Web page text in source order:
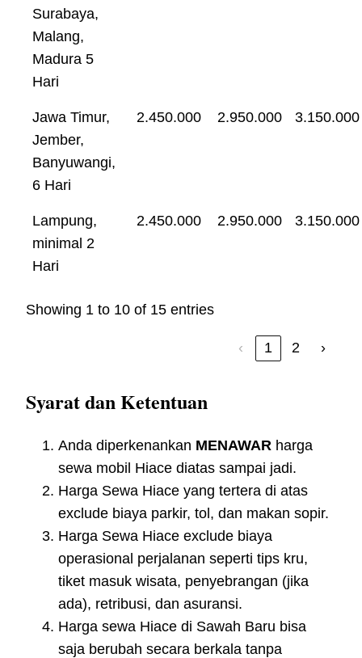
Surabaya,
Malang,
Madura 5
Hari
Jawa Timur,
Jember,
Banyuwangi,
6 Hari
2.450.000 2.950.000 3.150.000
Lampung,
minimal 2
Hari
2.450.000 2.950.000 3.150.000
Showing 1 to 10 of 15 entries
‹ 1 2 ›
Syarat dan Ketentuan
Anda diperkenankan MENAWAR harga
sewa mobil Hiace diatas sampai jadi.
Harga Sewa Hiace yang tertera di atas
exclude biaya parkir, tol, dan makan sopir.
Harga Sewa Hiace exclude biaya
operasional perjalanan seperti tips kru,
tiket masuk wisata, penyebrangan (jika
ada), retribusi, dan asuransi.
Harga sewa Hiace di Sawah Baru bisa
saja berubah secara berkala tanpa